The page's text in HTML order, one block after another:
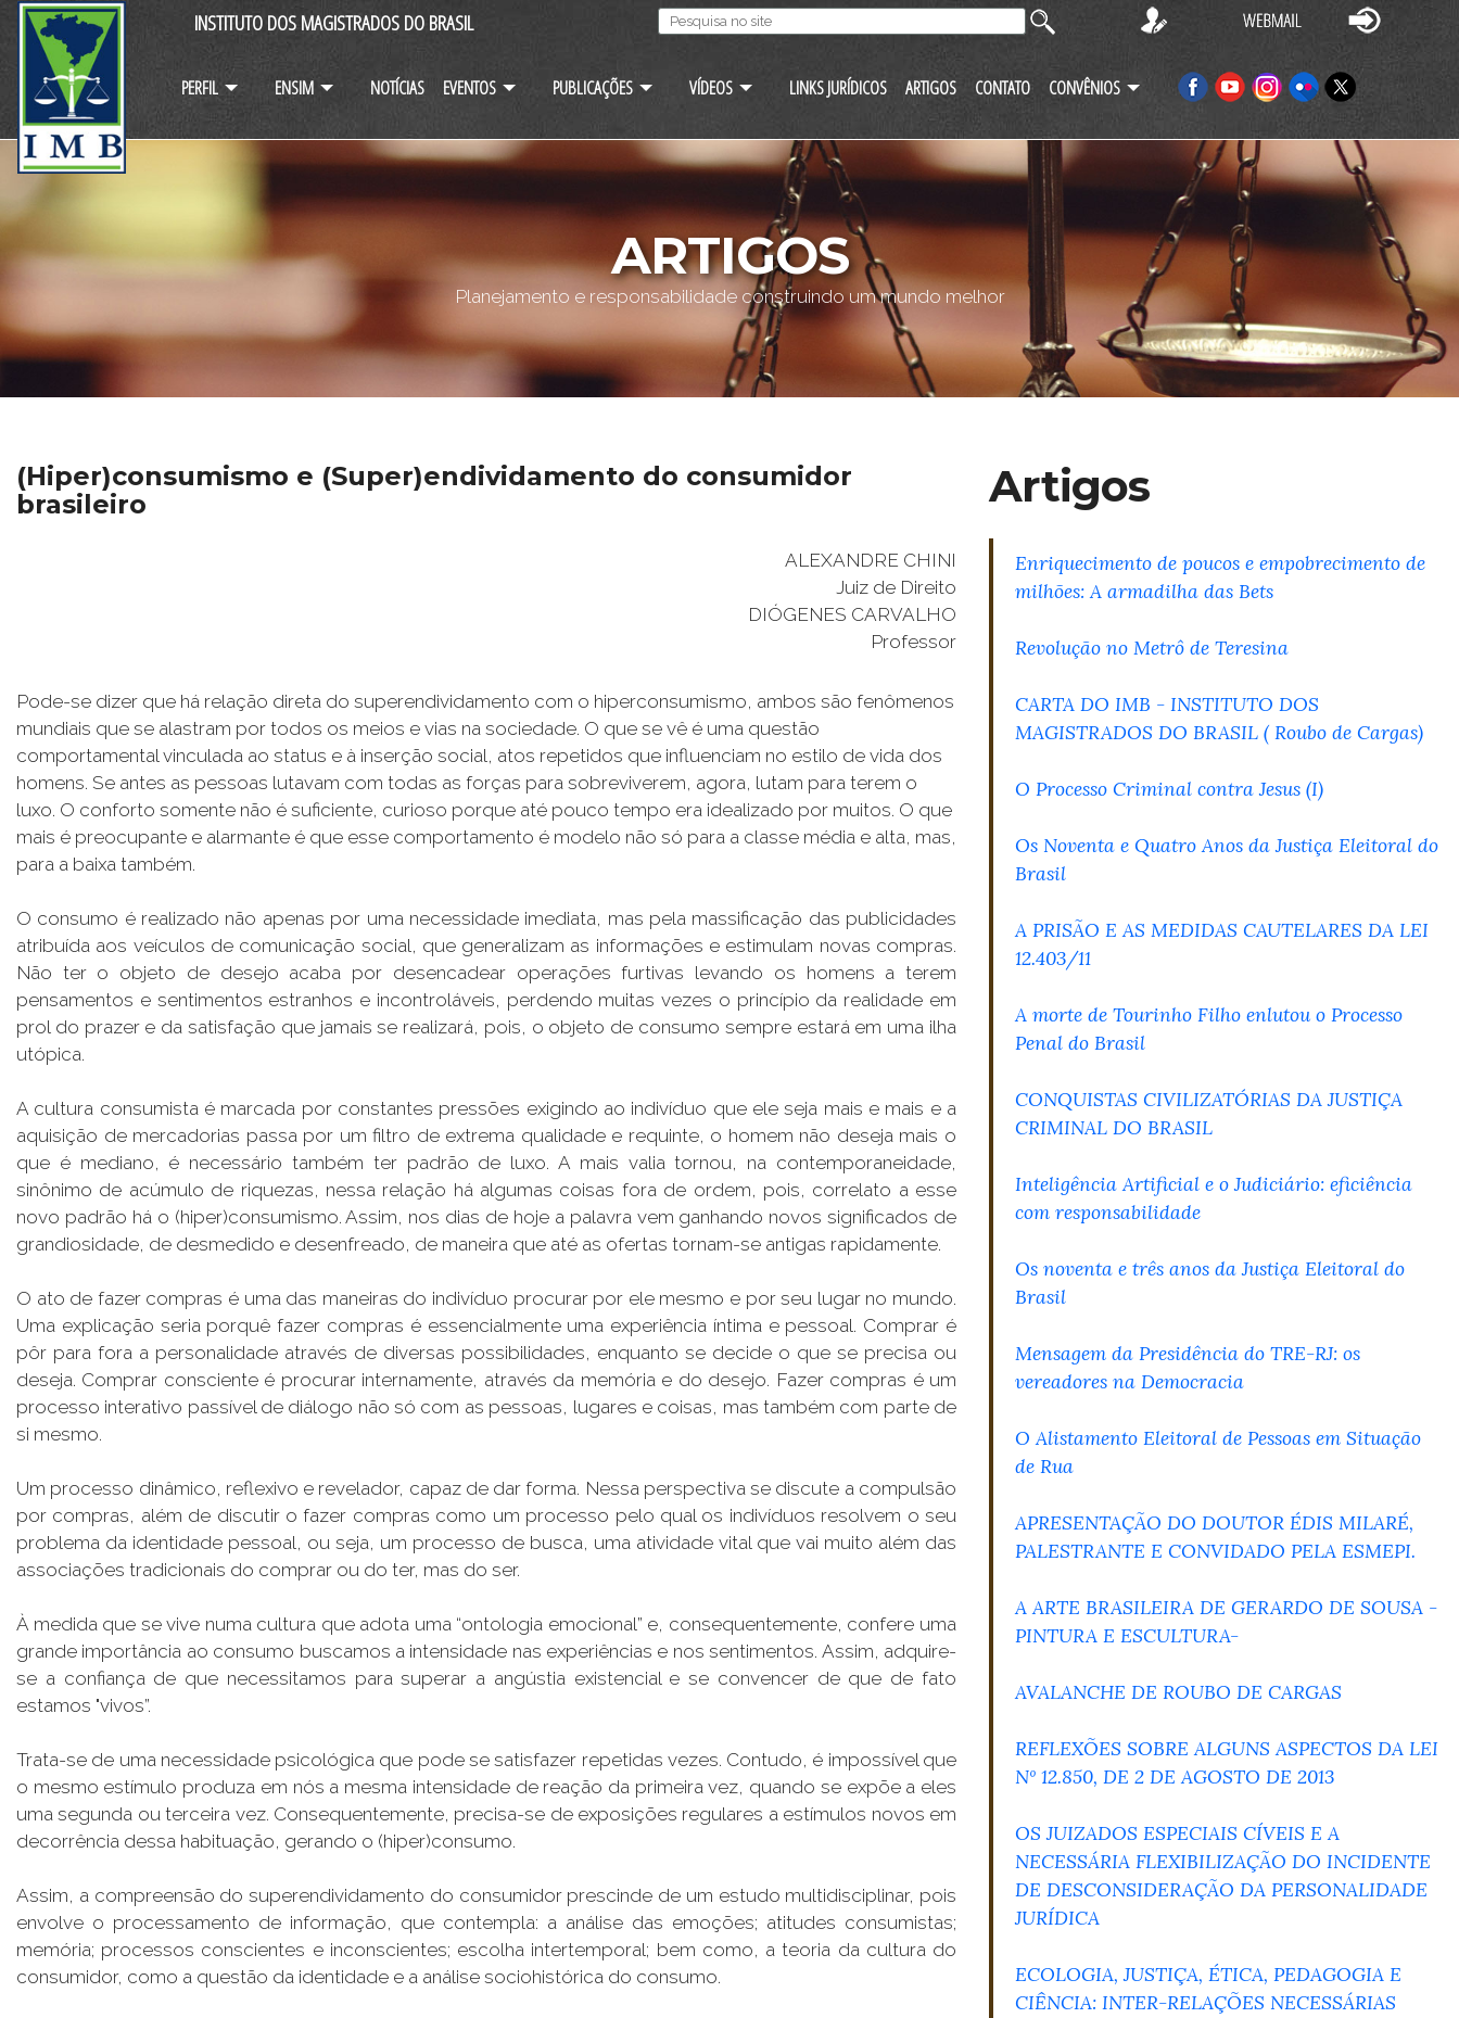
INSTITUTO DOS MAGISTRADOS DO BRASIL
PERFIL ENSIM NOTÍCIAS EVENTOS PUBLICAÇÕES VÍDEOS LINKS JURÍDICOS ARTIGOS CONTATO CONVÊNIOS
ARTIGOS
Planejamento e responsabilidade construindo um mundo melhor
(Hiper)consumismo e (Super)endividamento do consumidor
brasileiro
ALEXANDRE CHINI
Juiz de Direito
DIÓGENES CARVALHO
Professor
Pode-se dizer que há relação direta do superendividamento com o hiperconsumismo, ambos são fenômenos
mundiais que se alastram por todos os meios e vias na sociedade. O que se vê é uma questão
comportamental vinculada ao status e à inserção social, atos repetidos que influenciam no estilo de vida dos
homens. Se antes as pessoas lutavam com todas as forças para sobreviverem, agora, lutam para terem o
luxo. O conforto somente não é suficiente, curioso porque até pouco tempo era idealizado por muitos. O que
mais é preocupante e alarmante é que esse comportamento é modelo não só para a classe média e alta, mas,
para a baixa também.
O consumo é realizado não apenas por uma necessidade imediata, mas pela massificação das publicidades
atribuída aos veículos de comunicação social, que generalizam as informações e estimulam novas compras.
Não ter o objeto de desejo acaba por desencadear operações furtivas levando os homens a terem
pensamentos e sentimentos estranhos e incontroláveis, perdendo muitas vezes o princípio da realidade em
prol do prazer e da satisfação que jamais se realizará, pois, o objeto de consumo sempre estará em uma ilha
utópica.
A cultura consumista é marcada por constantes pressões exigindo ao indivíduo que ele seja mais e mais e a
aquisição de mercadorias passa por um filtro de extrema qualidade e requinte, o homem não deseja mais o
que é mediano, é necessário também ter padrão de luxo. A mais valia tornou, na contemporaneidade,
sinônimo de acúmulo de riquezas, nessa relação há algumas coisas fora de ordem, pois, correlato a esse
novo padrão há o (hiper)consumismo. Assim, nos dias de hoje a palavra vem ganhando novos significados de
grandiosidade, de desmedido e desenfreado, de maneira que até as ofertas tornam-se antigas rapidamente.
O ato de fazer compras é uma das maneiras do indivíduo procurar por ele mesmo e por seu lugar no mundo.
Uma explicação seria porquê fazer compras é essencialmente uma experiência íntima e pessoal. Comprar é
pôr para fora a personalidade através de diversas possibilidades, enquanto se decide o que se precisa ou
deseja. Comprar consciente é procurar internamente, através da memória e do desejo. Fazer compras é um
processo interativo passível de diálogo não só com as pessoas, lugares e coisas, mas também com parte de
si mesmo.
Um processo dinâmico, reflexivo e revelador, capaz de dar forma. Nessa perspectiva se discute a compulsão
por compras, além de discutir o fazer compras como um processo pelo qual os indivíduos resolvem o seu
problema da identidade pessoal, ou seja, um processo de busca, uma atividade vital que vai muito além das
associações tradicionais do comprar ou do ter, mas do ser.
À medida que se vive numa cultura que adota uma “ontologia emocional” e, consequentemente, confere uma
grande importância ao consumo buscamos a intensidade nas experiências e nos sentimentos. Assim, adquire-
se a confiança de que necessitamos para superar a angústia existencial e se convencer de que de fato
estamos "vivos”.
Trata-se de uma necessidade psicológica que pode se satisfazer repetidas vezes. Contudo, é impossível que
o mesmo estímulo produza em nós a mesma intensidade de reação da primeira vez, quando se expõe a eles
uma segunda ou terceira vez. Consequentemente, precisa-se de exposições regulares a estímulos novos em
decorrência dessa habituação, gerando o (hiper)consumo.
Assim, a compreensão do superendividamento do consumidor prescinde de um estudo multidisciplinar, pois
envolve o processamento de informação, que contempla: a análise das emoções; atitudes consumistas;
memória; processos conscientes e inconscientes; escolha intertemporal; bem como, a teoria da cultura do
consumidor, como a questão da identidade e a análise sociohistórica do consumo.
Artigos
Enriquecimento de poucos e empobrecimento de
milhões: A armadilha das Bets
Revolução no Metrô de Teresina
CARTA DO IMB - INSTITUTO DOS
MAGISTRADOS DO BRASIL ( Roubo de Cargas)
O Processo Criminal contra Jesus (I)
Os Noventa e Quatro Anos da Justiça Eleitoral do
Brasil
A PRISÃO E AS MEDIDAS CAUTELARES DA LEI
12.403/11
A morte de Tourinho Filho enlutou o Processo
Penal do Brasil
CONQUISTAS CIVILIZATÓRIAS DA JUSTIÇA
CRIMINAL DO BRASIL
Inteligência Artificial e o Judiciário: eficiência
com responsabilidade
Os noventa e três anos da Justiça Eleitoral do
Brasil
Mensagem da Presidência do TRE-RJ: os
vereadores na Democracia
O Alistamento Eleitoral de Pessoas em Situação
de Rua
APRESENTAÇÃO DO DOUTOR ÉDIS MILARÉ,
PALESTRANTE E CONVIDADO PELA ESMEPI.
A ARTE BRASILEIRA DE GERARDO DE SOUSA -
PINTURA E ESCULTURA-
AVALANCHE DE ROUBO DE CARGAS
REFLEXÕES SOBRE ALGUNS ASPECTOS DA LEI
Nº 12.850, DE 2 DE AGOSTO DE 2013
OS JUIZADOS ESPECIAIS CÍVEIS E A
NECESSÁRIA FLEXIBILIZAÇÃO DO INCIDENTE
DE DESCONSIDERAÇÃO DA PERSONALIDADE
JURÍDICA
ECOLOGIA, JUSTIÇA, ÉTICA, PEDAGOGIA E
CIÊNCIA: INTER-RELAÇÕES NECESSÁRIAS